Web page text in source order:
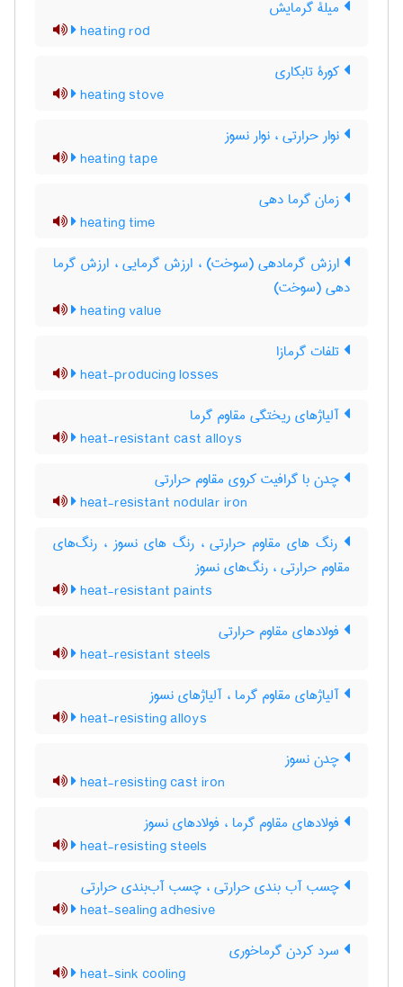
میلۀ گرمایش
heating rod
کورۀ تابکاری
heating stove
نوار حرارتی ، نوار نسوز
heating tape
زمان گرما دهی
heating time
ارزش گرمادهی (سوخت) ، ارزش گرمایی ، ارزش گرما
دهی (سوخت)
heating value
تلفات گرمازا
heat-producing losses
آلیاژهای ریختگی مقاوم گرما
heat-resistant cast alloys
چدن با گرافیت کروی مقاوم حرارتی
heat-resistant nodular iron
رنگ های مقاوم حرارتی ، رنگ های نسوز ، رنگ‌های
مقاوم حرارتی ، رنگ‌های نسوز
heat-resistant paints
فولادهای مقاوم حرارتی
heat-resistant steels
آلیاژهای مقاوم گرما ، آلیاژهای نسوز
heat-resisting alloys
چدن نسوز
heat-resisting cast iron
فولادهای مقاوم گرما ، فولادهای نسوز
heat-resisting steels
چسب آب بندی حرارتی ، چسب آب‌بندی حرارتی
heat-sealing adhesive
سرد کردن گرماخوری
heat-sink cooling